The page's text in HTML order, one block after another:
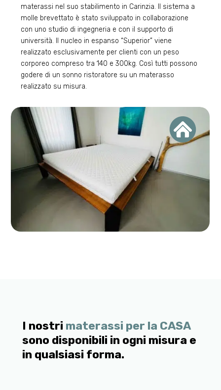
materassi nel suo stabilimento in Carinzia. Il sistema a
molle brevettato è stato sviluppato in collaborazione
con uno studio di ingegneria e con il supporto di
università. Il nucleo in espanso “Superior” viene
realizzato esclusivamente per clienti con un peso
corporeo compreso tra 140 e 300kg. Così tutti possono
godere di un sonno ristoratore su un materasso
realizzato su misura.
I nostri materassi per la CASA
sono disponibili in ogni misura e
in qualsiasi forma.